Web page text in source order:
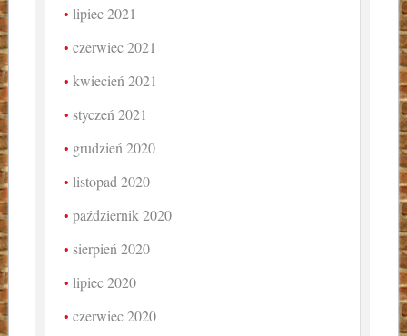
lipiec 2021
czerwiec 2021
kwiecień 2021
styczeń 2021
grudzień 2020
listopad 2020
październik 2020
sierpień 2020
lipiec 2020
czerwiec 2020